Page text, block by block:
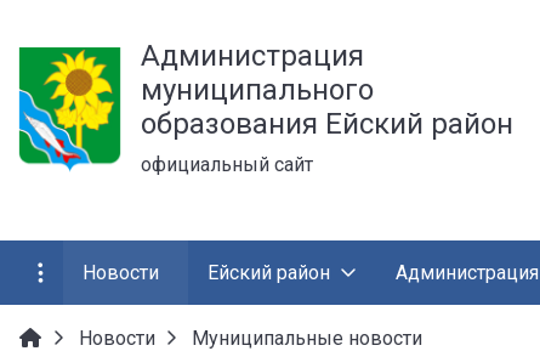
Администрация
муниципального
образования Ейский район
официальный сайт
Новости Ейский район Администрация
Новости
Муниципальные новости